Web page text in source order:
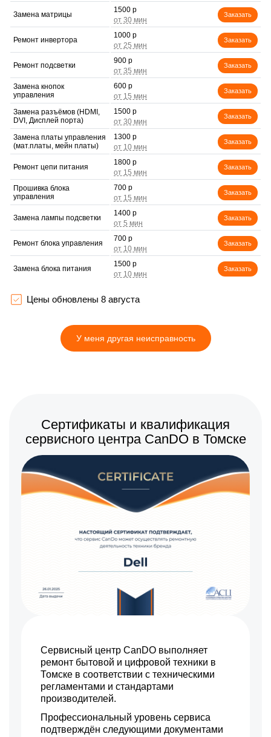
Замена матрицы
1500 р
Заказать
Ремонт инвертора
1000 р
Заказать
Ремонт подсветки
900 р
Заказать
Замена кнопок
управления
600 р
Заказать
Замена разъёмов (HDMI,
DVI, Дисплей порта)
1500 р
Заказать
Замена платы управления
(мат.платы, мейн платы)
1300 р
Заказать
Ремонт цепи питания
1800 р
Заказать
Прошивка блока
управления
700 р
Заказать
Замена лампы подсветки
1400 р
Заказать
Ремонт блока управления
700 р
Заказать
Замена блока питания
1500 р
Заказать
компонентов
Цены обновлены 8 августа
У меня другая неисправность
Сертификаты и квалификация
сервисного центра CanDO в Томске
Сервисный центр CanDO выполняет
ремонт бытовой и цифровой техники в
Томске в соответствии с техническими
регламентами и стандартами
производителей.
Профессиональный уровень сервиса
подтверждён следующими документами